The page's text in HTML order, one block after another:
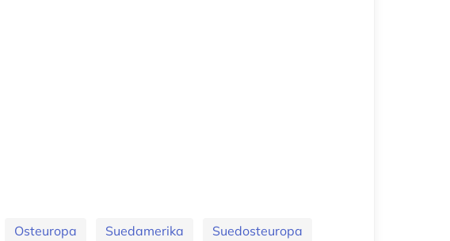
Osteuropa Suedamerika
Suedosteuropa